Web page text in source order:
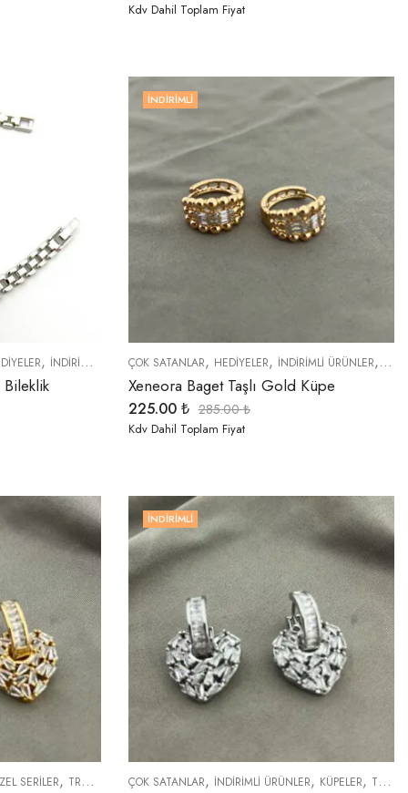
Kdv Dahil Toplam Fiyat
, İNDIRIMLI ÜRÜNLER ,ÖZEL SERİLER,TREND ÜRÜNLER
Bileklik
İNDIRIMLI
ÇOK SATANLAR, HEDIYELER, İNDIRIMLI ÜRÜNLER,
Xeneora Baget Taşlı Gold Küpe
225.00 ₺ 285.00₺
Kdv Dahil Toplam Fiyat
SERİLER, TREND ÜRÜNLER ,YENI GELENLER
İNDIRIMLI
ÇOK SATANLAR, İNDIRIMLI ÜRÜNLER, KÜPELER, TREND ÜRÜNLER